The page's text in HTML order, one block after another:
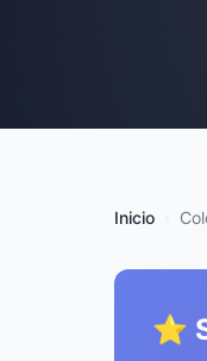
Inicio
⭐